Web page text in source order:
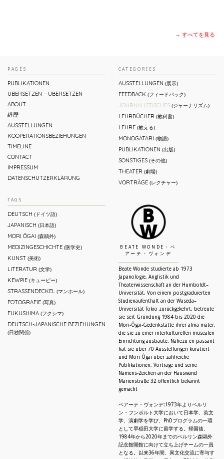
→ すべてを見る
PAGES
PUBLIKATIONEN
ÜBERSETZEN – ÜBERSETZEN
ABOUT
経歴
AUSSTELLUNGEN
KOOPERATIONSBEZIEHUNGEN
TIMELINE
CONTACT
IMPRESSUM
DATENSCHUTZERKLÄRUNG
CATEGORIES
AUSSTELLUNGEN (展示)
FEEDBACK (フィードバック)
JOURNALISTISCHES(ジャーナリズム)
LEHRBÜCHER (教科書)
LEHRE(教える)
MONOGATARI (物語)
PUBLIKATIONEN (出版)
SONSTIGES(その他)
THEATER (劇場)
VORTRÄGE(レクチャー)
TAGS
DEUTSCH (ドイツ語)
JAPANISCH (日本語)
MORI ŌGAI (森鷗外)
MEDIZINGESCHICHTE (医学史)
KUNST (美術)
LITERATUR (文学)
KEWPIE (キューピー)
STRASSENDECKEL (マンホール)
FOTOGRAFIE (写真)
FUKUSHIMA (フクシマ)
DEUTSCH-JAPANISCHE BEZIEHUNGEN
(日独関係)
BEATE WONDE・ベ
アーテ・ヴォンデ
Beate Wonde studierte ab 1973
Japanologie, Anglistik und
Theaterwissenschaft an der Humboldt–
Universität. Von einem postgraduierten
Studienaufenthalt an der Waseda–
Universität Tokio zurückgekehrt, betreute
sie seit Gründung 1984 bis 2020 die
Mori-Ôgai-Gedenkstätte ihrer alma mater,
die sie zu einer interkulturellen musealen
Einrichtung ausbaute. Nahezu en passant
hat sie über 70 Ausstellungen kuratiert
und Mori Ôgai über zahlreiche
Publikationen, Vorträge und seine
Namens-Zeichen an der Hauswand
Marienstraße 32 öffentlich bekannt
gemacht
ベアーテ・ヴォンデ:1973年よりベルリ
ン・フンボルト大学において日本学、英文
学、演劇学を学び、PhDプログラムの一環
として早稲田大学に留学する。帰国後、
1984年から2020年までのベルリン森鷗外
記念館開館に向けて立ち上げチームの一員
となる。以来36年間、異文化交流に寄与す